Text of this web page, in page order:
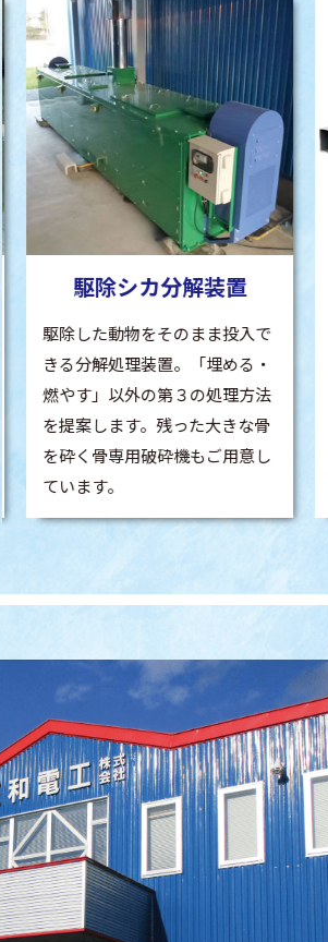
駆除シカ分解装置
駆除した動物をそのまま投入で
きる分解処理装置。「埋める・
燃やす」以外の第３の処理方法
を提案します。残った大きな骨
を砕く骨専用破砕機もご用意し
ています。